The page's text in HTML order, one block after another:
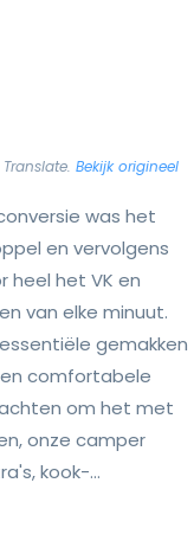
Bekijk origineel
was het
en vervolgens
heel het VK en
van elke minuut.
gemakken
comfortabele
om het met
onze camper
kook-...